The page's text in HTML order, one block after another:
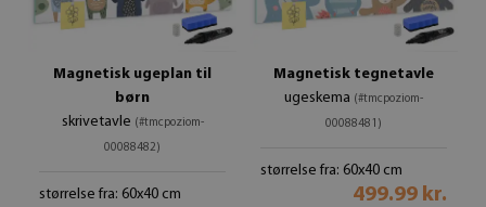
Magnetisk ugeplan til
børn
skrivetavle (#tmcpoziom-
00088482)
størrelse fra: 60x40 cm
Magnetisk tegnetavle
ugeskema (#tmcpoziom-
00088481)
størrelse fra: 60x40 cm
499.99 kr.